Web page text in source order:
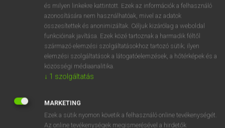
keresése szótárainkban
DÍJMENTES ANGOL SZÓTÁR
acme
és milyen linkekre kattintott. Ezek az információk a felhasználó
azonosítására nem használhatóak, mivel az adatok
összesítettek és anonimizáltak. Céljuk kizárólag a weboldal
funkcióinak javítása. Ezek közé tartoznak a harmadik féltől
származó elemzési szolgáltatásokhoz tartozó sütik; ilyen
elemzési szolgáltatások a látogatóelemzések, a hőtérképek és a
közösségi médiaanalitika.
↓ 1 szolgáltatás
MARKETING
Ezek a sütik nyomon követik a felhasználó online tevékenységét.
Az online tevékenységek megismerésével a hirdetők